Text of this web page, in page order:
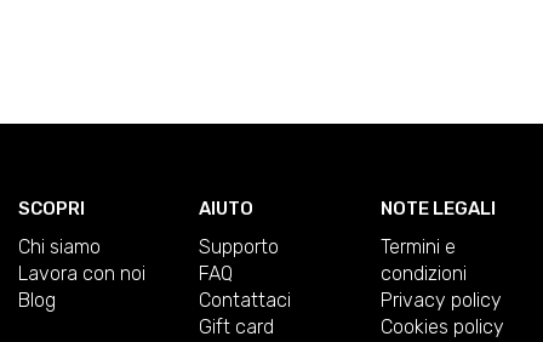
SCOPRI
Chi siamo
Lavora con noi
Blog
AIUTO
Supporto
FAQ
Contattaci
Gift card
NOTE LEGALI
Termini e
condizioni
Privacy policy
Cookies policy